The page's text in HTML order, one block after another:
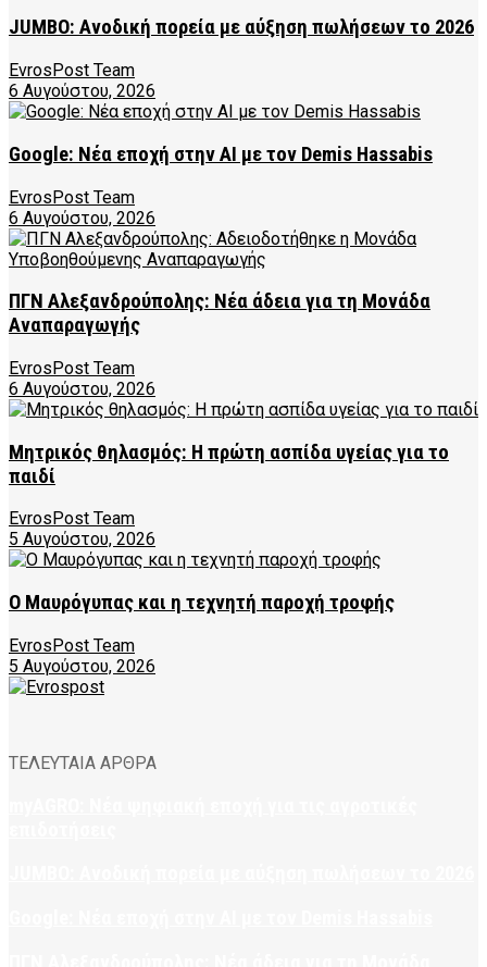
JUMBO: Ανοδική πορεία με αύξηση πωλήσεων το 2026
EvrosPost Team
6 Αυγούστου, 2026
Google: Νέα εποχή στην AI με τον Demis Hassabis
EvrosPost Team
6 Αυγούστου, 2026
ΠΓΝ Αλεξανδρούπολης: Νέα άδεια για τη Μονάδα
Αναπαραγωγής
EvrosPost Team
6 Αυγούστου, 2026
Μητρικός θηλασμός: Η πρώτη ασπίδα υγείας για το
παιδί
EvrosPost Team
5 Αυγούστου, 2026
Ο Μαυρόγυπας και η τεχνητή παροχή τροφής
EvrosPost Team
5 Αυγούστου, 2026
ΤΕΛΕΥΤΑΙΑ ΑΡΘΡΑ